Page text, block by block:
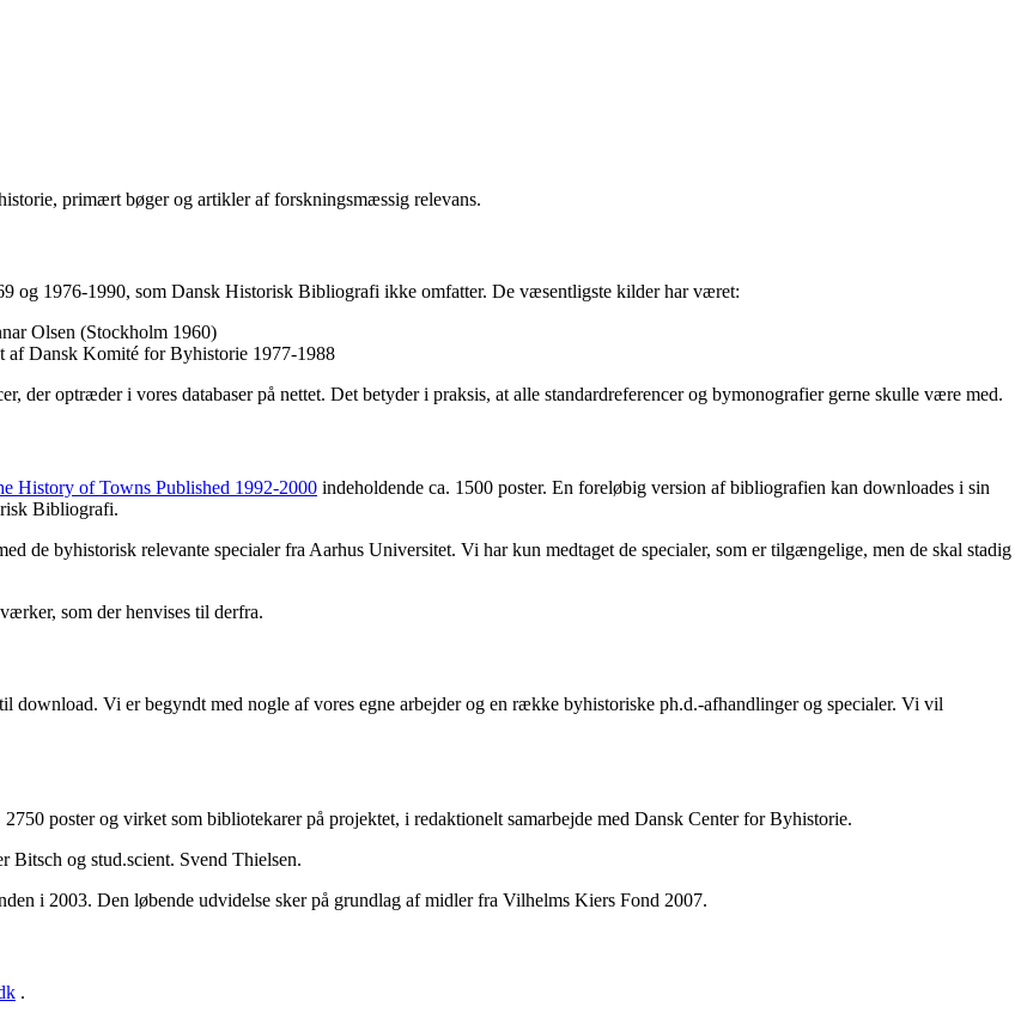
primært bøger og artikler af forskningsmæssig relevans.
og 1976-1990, som Dansk Historisk Bibliografi ikke omfatter. De væsentligste kilder har været:
Olsen (Stockholm 1960)
af Dansk Komité for Byhistorie 1977-1988
der optræder i vores databaser på nettet. Det betyder i praksis, at alle standardreferencer og bymonografier gerne skulle være med.
History of Towns Published 1992-2000 indeholdende ca. 1500 poster. En foreløbig version af bibliografien kan downloades i sin
Bibliografi.
de byhistorisk relevante specialer fra Aarhus Universitet. Vi har kun medtaget de specialer, som er tilgængelige, men de skal stadig
som der henvises til derfra.
download. Vi er begyndt med nogle af vores egne arbejder og en række byhistoriske ph.d.-afhandlinger og specialer. Vi vil
2750 poster og virket som bibliotekarer på projektet, i redaktionelt samarbejde med Dansk Center for Byhistorie.
Bitsch og stud.scient. Svend Thielsen.
i 2003. Den løbende udvidelse sker på grundlag af midler fra Vilhelms Kiers Fond 2007.
.